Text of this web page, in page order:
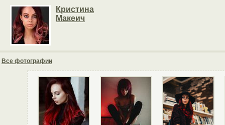
Кристина
Макеич
Все фотографии